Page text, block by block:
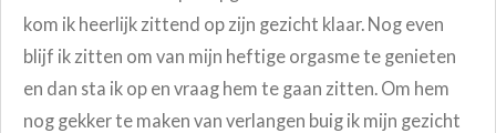
kom ik heerlijk zittend op zijn gezicht klaar. Nog even
blijf ik zitten om van mijn heftige orgasme te genieten
en dan sta ik op en vraag hem te gaan zitten. Om hem
nog gekker te maken van verlangen buig ik mijn gezicht